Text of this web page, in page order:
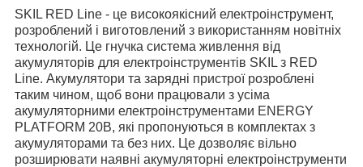
SKIL RED Line - це високоякісний електроінструмент,
розроблений і виготовлений з використанням новітніх
технологій. Це гнучка система живлення від
акумуляторів для електроінструментів SKIL з RED
Line. Акумулятори та зарядні пристрої розроблені
таким чином, щоб вони працювали з усіма
акумуляторними електроінструментами ENERGY
PLATFORM 20В, які пропонуються в комплектах з
акумуляторами та без них. Це дозволяє вільно
розширювати наявні акумуляторні електроінструменти